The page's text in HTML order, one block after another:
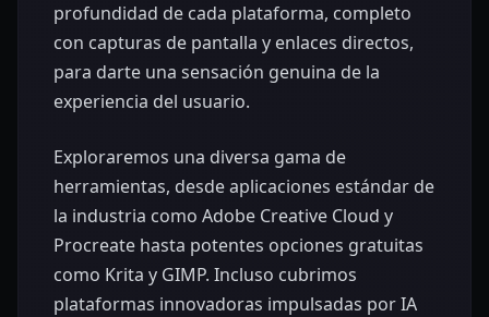
profundidad de cada plataforma, completo
con capturas de pantalla y enlaces directos,
para darte una sensación genuina de la
experiencia del usuario.
Exploraremos una diversa gama de
herramientas, desde aplicaciones estándar de
la industria como Adobe Creative Cloud y
Procreate hasta potentes opciones gratuitas
como Krita y GIMP. Incluso cubrimos
plataformas innovadoras impulsadas por IA